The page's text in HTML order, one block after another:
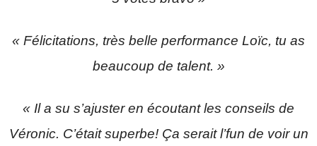
« Félicitations, très belle performance Loïc, tu as
beaucoup de talent. »
« Il a su s’ajuster en écoutant les conseils de
Véronic. C’était superbe! Ça serait l’fun de voir un